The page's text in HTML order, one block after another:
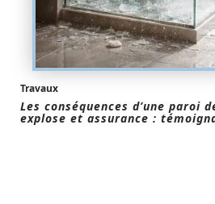
Travaux
Les conséquences d’une paroi
explose et assurance :